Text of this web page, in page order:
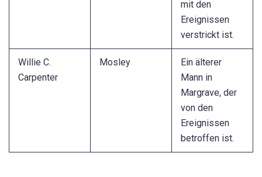
mit den
Ereignissen
verstrickt ist.
Willie C.
Carpenter
Mosley
Ein älterer
Mann in
Margrave, der
von den
Ereignissen
betroffen ist.